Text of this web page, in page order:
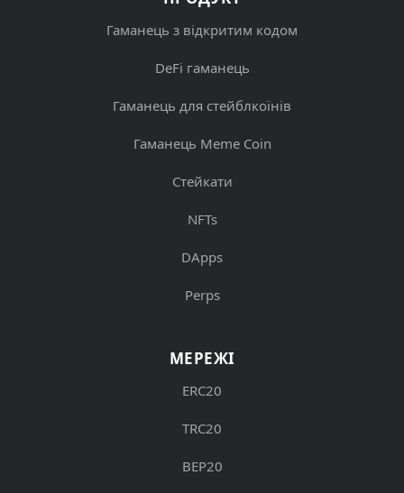
Гаманець з відкритим кодом
DeFi гаманець
Гаманець для стейблкоїнів
Гаманець Meme Coin
Стейкати
NFTs
DApps
Perps
МЕРЕЖІ
ERC20
TRC20
BEP20